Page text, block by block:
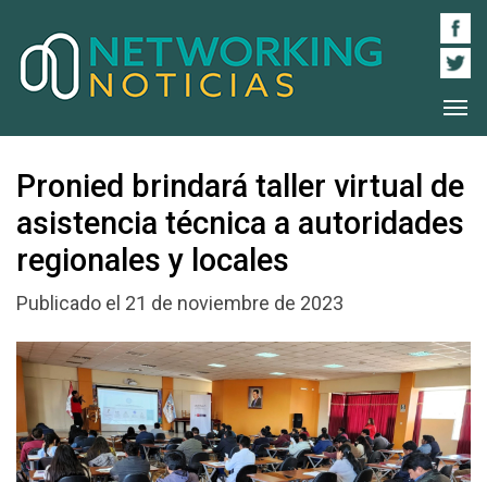
Pronied brindará taller virtual de
asistencia técnica a autoridades
regionales y locales
Publicado el 21 de noviembre de 2023